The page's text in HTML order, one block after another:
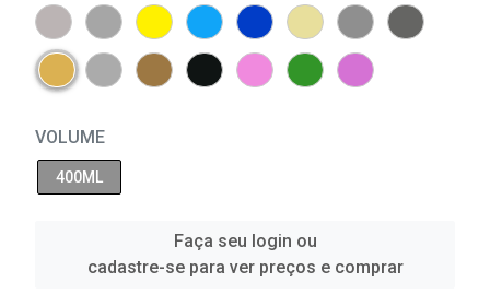
VOLUME
400ML
Faça seu login ou
cadastre-se para ver preços e comprar